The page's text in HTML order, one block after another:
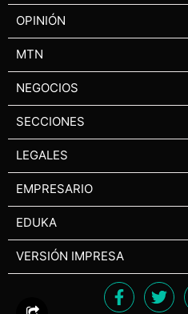
OPINIÓN
MTN
NEGOCIOS
SECCIONES
LEGALES
EMPRESARIO
EDUKA
VERSIÓN IMPRESA